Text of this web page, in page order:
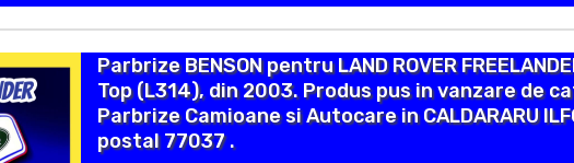
Parbrize BENSON pentru LAND ROVER
Top (L314), din 2003. Produs pus in vanzare de
Parbrize Camioane si Autocare in CALDARARU
postal 77037 .